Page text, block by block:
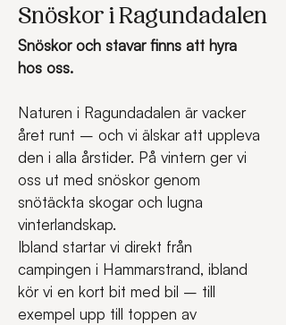
Snöskor i Ragundadalen
Snöskor och stavar finns att hyra
hos oss.
Naturen i Ragundadalen är vacker
året runt – och vi älskar att uppleva
den i alla årstider. På vintern ger vi
oss ut med snöskor genom
snötäckta skogar och lugna
vinterlandskap.
Ibland startar vi direkt från
campingen i Hammarstrand, ibland
kör vi en kort bit med bil – till
exempel upp till toppen av